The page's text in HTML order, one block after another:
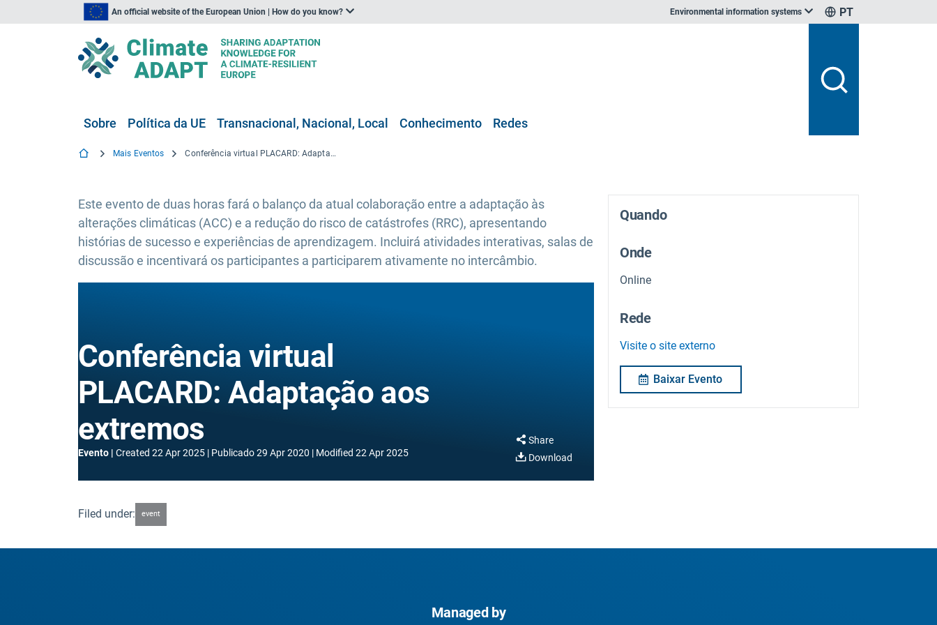
An official website of the European Union | How do you know? Environmental information systems PT
Sobre Política da UE Transnacional, Nacional, Local Conhecimento Redes
Mais Eventos Conferência virtual PLACARD: Adaptação aos extremos
Este evento de duas horas fará o balanço da atual colaboração entre a adaptação às
alterações climáticas (ACC) e a redução do risco de catástrofes (RRC), apresentando
histórias de sucesso e experiências de aprendizagem. Incluirá atividades interativas, salas de
discussão e incentivará os participantes a participarem ativamente no intercâmbio.
Conferência virtual
PLACARD: Adaptação aos
extremos
Evento Created 22 Apr 2025 Publicado29 Apr 2020 Modified 22 Apr 2025
Share
Download
Filed under: event
Quando
Onde
Online
Rede
Visite o site externo
Baixar Evento
Managed by